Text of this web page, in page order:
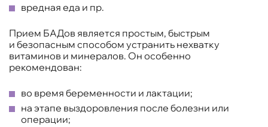
вредная еда и пр.
Прием БАДов является простым, быстрым
и безопасным способом устранить нехватку
витаминов и минералов. Он особенно
рекомендован:
во время беременности и лактации;
на этапе выздоровления после болезни или
операции;